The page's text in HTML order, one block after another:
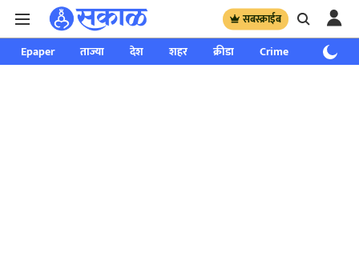
सबस्क्राईब
Epaper ताज्या देश शहर क्रीडा Crime साप्ताहिक